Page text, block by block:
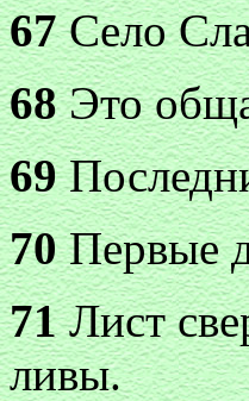
67Село
68Это
69
70Первые
71Лист
ливы.